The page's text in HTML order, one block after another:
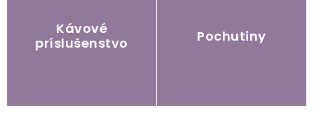
Kávové
príslušenstvo
Pochutiny